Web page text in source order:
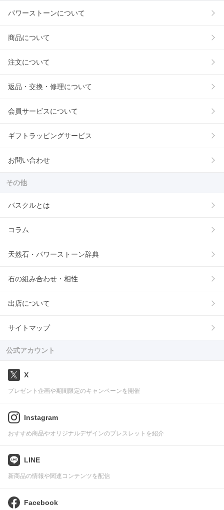
パワーストーンについて
商品について
注文について
返品・交換・修理について
会員サービスについて
ギフトラッピングサービス
お問い合わせ
その他
パスクルとは
コラム
天然石・パワーストーン辞典
石の組み合わせ・相性
出店について
サイトマップ
公式アカウント
X
プレゼント企画や期間限定のキャンペーンを開催
Instagram
おすすめ商品やオリジナルデザインのブレスレットを紹介
LINE
新商品の情報や関連コンテンツを配信
Facebook